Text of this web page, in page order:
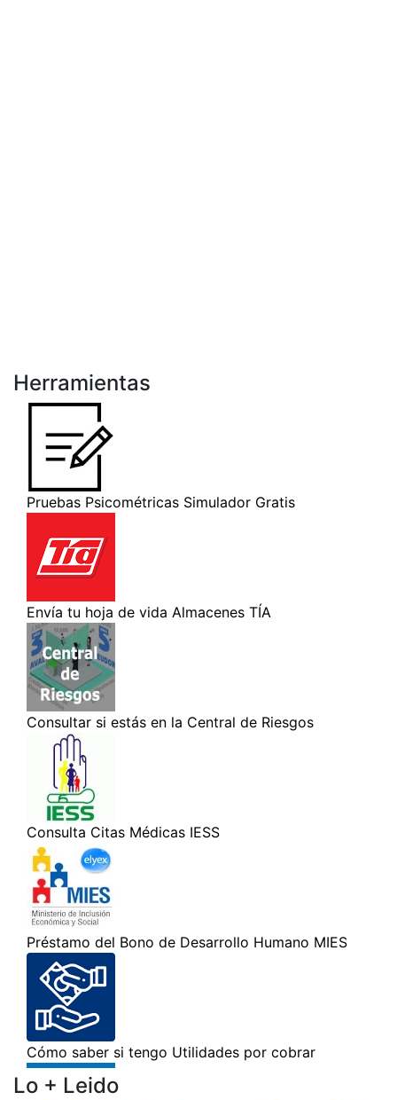
Herramientas
Lo + Leido